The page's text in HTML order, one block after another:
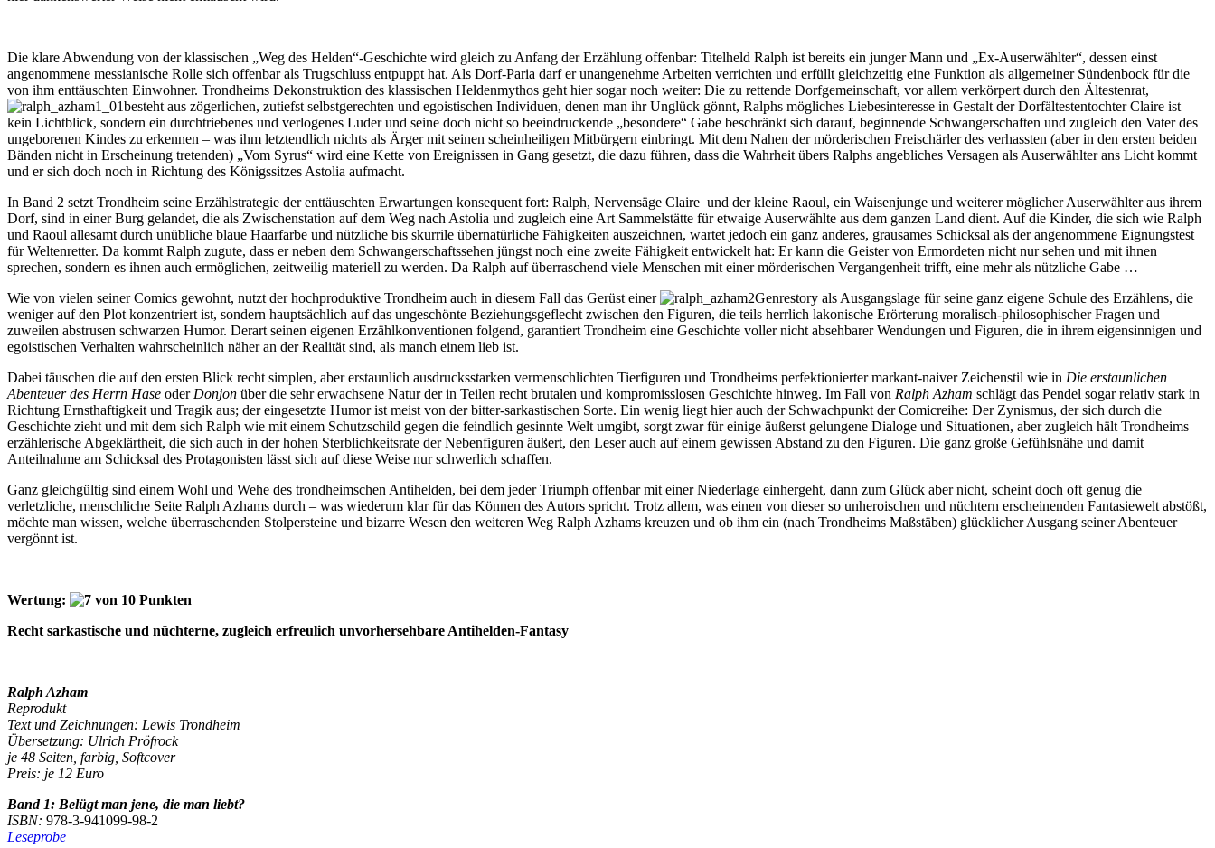
Die klare Abwendung von der klassischen „Weg des Helden“-Geschichte wird gleich zu Anfang der Erzählung offenbar: Titelheld Ralph ist bereits ein junger Mann und „Ex-Auserwählter“, dessen einst
angenommene messianische Rolle sich offenbar als Trugschluss entpuppt hat. Als Dorf-Paria darf er unangenehme Arbeiten verrichten und erfüllt gleichzeitig eine Funktion als allgemeiner Sündenbock für die
von ihm enttäuschten Einwohner. Trondheims Dekonstruktion des klassischen Heldenmythos geht hier sogar noch weiter: Die zu rettende Dorfgemeinschaft, vor allem verkörpert durch den Ältestenrat,
besteht aus zögerlichen, zutiefst selbstgerechten und egoistischen Individuen, denen man ihr Unglück gönnt, Ralphs mögliches Liebesinteresse in Gestalt der Dorfältestentochter Claire ist
kein Lichtblick, sondern ein durchtriebenes und verlogenes Luder und seine doch nicht so beeindruckende „besondere“ Gabe beschränkt sich darauf, beginnende Schwangerschaften und zugleich den Vater des
ungeborenen Kindes zu erkennen – was ihm letztendlich nichts als Ärger mit seinen scheinheiligen Mitbürgern einbringt. Mit dem Nahen der mörderischen Freischärler des verhassten (aber in den ersten beiden
Bänden nicht in Erscheinung tretenden) „Vom Syrus“ wird eine Kette von Ereignissen in Gang gesetzt, die dazu führen, dass die Wahrheit übers Ralphs angebliches Versagen als Auserwählter ans Licht kommt
und er sich doch noch in Richtung des Königssitzes Astolia aufmacht.
In Band 2 setzt Trondheim seine Erzählstrategie der enttäuschten Erwartungen konsequent fort: Ralph, Nervensäge Claire und der kleine Raoul, ein Waisenjunge und weiterer möglicher Auserwählter aus ihrem
Dorf, sind in einer Burg gelandet, die als Zwischenstation auf dem Weg nach Astolia und zugleich eine Art Sammelstätte für etwaige Auserwählte aus dem ganzen Land dient. Auf die Kinder, die sich wie Ralph
und Raoul allesamt durch unübliche blaue Haarfarbe und nützliche bis skurrile übernatürliche Fähigkeiten auszeichnen, wartet jedoch ein ganz anderes, grausames Schicksal als der angenommene Eignungstest
für Weltenretter. Da kommt Ralph zugute, dass er neben dem Schwangerschaftssehen jüngst noch eine zweite Fähigkeit entwickelt hat: Er kann die Geister von Ermordeten nicht nur sehen und mit ihnen
sprechen, sondern es ihnen auch ermöglichen, zeitweilig materiell zu werden. Da Ralph auf überraschend viele Menschen mit einer mörderischen Vergangenheit trifft, eine mehr als nützliche Gabe …
Wie von vielen seiner Comics gewohnt, nutzt der hochproduktive Trondheim auch in diesem Fall das Gerüst einer
Genrestory als Ausgangslage für seine ganz eigene Schule des Erzählens, die
weniger auf den Plot konzentriert ist, sondern hauptsächlich auf das ungeschönte Beziehungsgeflecht zwischen den Figuren, die teils herrlich lakonische Erörterung moralisch-philosophischer Fragen und
zuweilen abstrusen schwarzen Humor. Derart seinen eigenen Erzählkonventionen folgend, garantiert Trondheim eine Geschichte voller nicht absehbarer Wendungen und Figuren, die in ihrem eigensinnigen und
egoistischen Verhalten wahrscheinlich näher an der Realität sind, als manch einem lieb ist.
Dabei täuschen die auf den ersten Blick recht simplen, aber erstaunlich ausdrucksstarken vermenschlichten Tierfiguren und Trondheims perfektionierter markant-naiver Zeichenstil wie in Die erstaunlichen
Abenteuer des Herrn Hase oder Donjon über die sehr erwachsene Natur der in Teilen recht brutalen und kompromisslosen Geschichte hinweg. Im Fall von Ralph Azham schlägt das Pendel sogar relativ stark in
Richtung Ernsthaftigkeit und Tragik aus; der eingesetzte Humor ist meist von der bitter-sarkastischen Sorte. Ein wenig liegt hier auch der Schwachpunkt der Comicreihe: Der Zynismus, der sich durch die
Geschichte zieht und mit dem sich Ralph wie mit einem Schutzschild gegen die feindlich gesinnte Welt umgibt, sorgt zwar für einige äußerst gelungene Dialoge und Situationen, aber zugleich hält Trondheims
erzählerische Abgeklärtheit, die sich auch in der hohen Sterblichkeitsrate der Nebenfiguren äußert, den Leser auch auf einem gewissen Abstand zu den Figuren. Die ganz große Gefühlsnähe und damit
Anteilnahme am Schicksal des Protagonisten lässt sich auf diese Weise nur schwerlich schaffen.
Ganz gleichgültig sind einem Wohl und Wehe des trondheimschen Antihelden, bei dem jeder Triumph offenbar mit einer Niederlage einhergeht, dann zum Glück aber nicht, scheint doch oft genug die
verletzliche, menschliche Seite Ralph Azhams durch – was wiederum klar für das Können des Autors spricht. Trotz allem, was einen von dieser so unheroischen und nüchtern erscheinenden Fantasiewelt abstößt,
möchte man wissen, welche überraschenden Stolpersteine und bizarre Wesen den weiteren Weg Ralph Azhams kreuzen und ob ihm ein (nach Trondheims Maßstäben) glücklicher Ausgang seiner Abenteuer
vergönnt ist.
Wertung:
Recht sarkastische und nüchterne, zugleich erfreulich unvorhersehbare Antihelden-Fantasy
Ralph Azham
Reprodukt
Text und Zeichnungen: Lewis Trondheim
Übersetzung: Ulrich Pröfrock
je 48 Seiten, farbig, Softcover
Preis: je 12 Euro
Band 1: Belügt man jene, die man liebt?
ISBN: 978-3-941099-98-2
Leseprobe